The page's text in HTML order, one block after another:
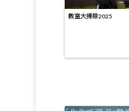
教室大掃除2025